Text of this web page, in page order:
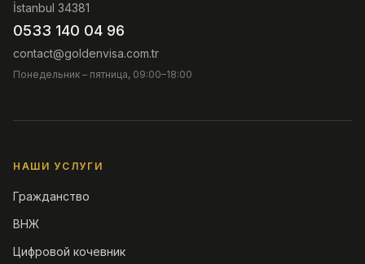
İstanbul 34381
0533 140 04 96
contact@goldenvisa.com.tr
Понедельник – пятница, 09:00–18:00
НАШИ УСЛУГИ
Гражданство
ВНЖ
Цифровой кочевник